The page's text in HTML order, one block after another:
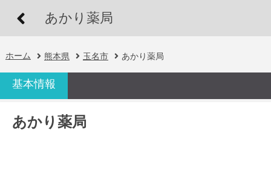
あかり薬局
ホーム 熊本県 玉名市 あかり薬局
基本情報
あかり薬局